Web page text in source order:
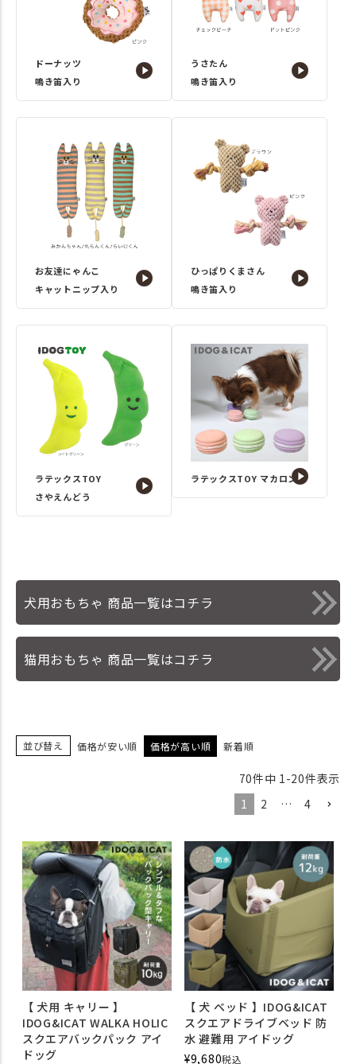
ドーナッツ
鳴き笛入り
うさたん
鳴き笛入り
お友達にゃんこ
キャットニップ入り
ひっぱりくまさん
鳴き笛入り
ラテックスTOY
さやえんどう
ラテックスTOY マカロン
犬用おもちゃ 商品一覧はコチラ
猫用おもちゃ 商品一覧はコチラ
並び替え 価格が安い順 価格が高い順 新着順
70件中 1 -20件表示
1
2 … 4
【 犬用 キャリー 】
IDOG&ICAT WALKA HOLIC
スクエアバックパック アイ
ドッグ
【 犬 ベッド 】IDOG&ICAT
スクエアドライブベッド 防
水 避難用 アイドッグ
¥9,680税込